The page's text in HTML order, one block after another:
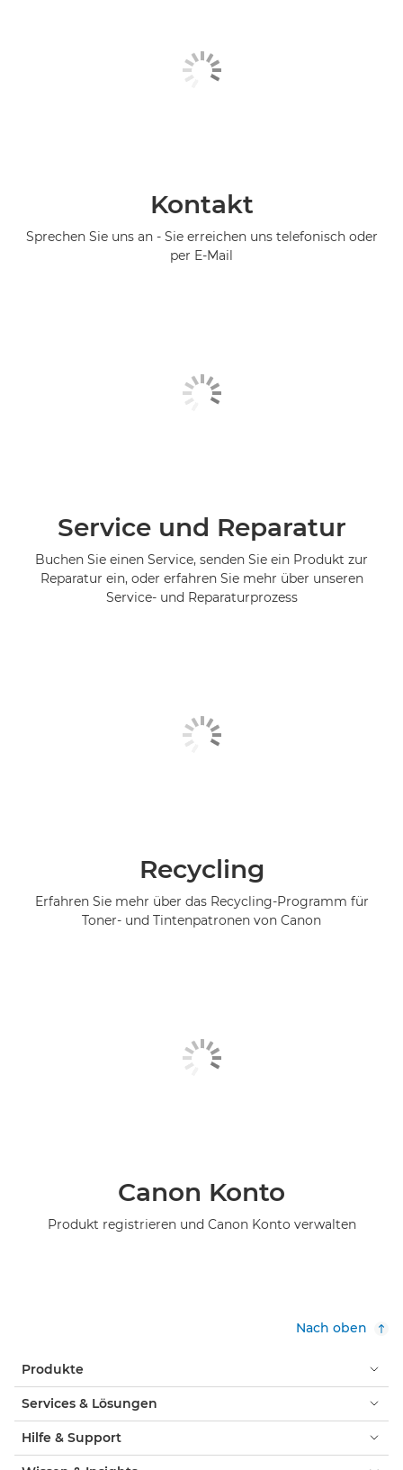
Kontakt
Sprechen Sie uns an - Sie erreichen uns telefonisch oder
per E-Mail
Service und Reparatur
Buchen Sie einen Service, senden Sie ein Produkt zur
Reparatur ein, oder erfahren Sie mehr über unseren
Service- und Reparaturprozess
Recycling
Erfahren Sie mehr über das Recycling-Programm für
Toner- und Tintenpatronen von Canon
Canon Konto
Produkt registrieren und Canon Konto verwalten
Nach oben
Produkte
Services & Lösungen
Hilfe & Support